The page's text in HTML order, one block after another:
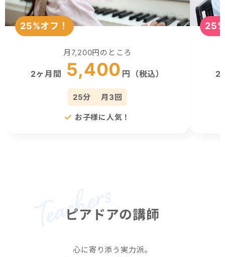
25%オフ！
月7,200円のところ
2ヶ月間 5,400 円（税込）
25分 月3回
お子様に人気！
2
ピアドアの講師
心に寄り添う実力派。